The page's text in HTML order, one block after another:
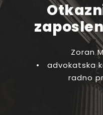
Zoran
•
advokatska
radno